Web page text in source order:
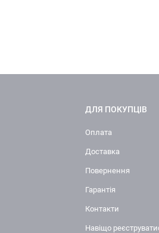
ДЛЯ ПОКУПЦІВ
Оплата
Доставка
Повернення
Гарантія
Контакти
Навіщо